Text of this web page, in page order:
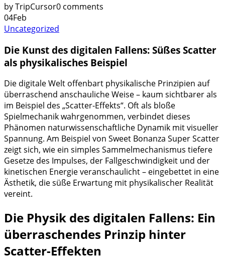
by TripCursor0 comments
04Feb
Uncategorized
Die Kunst des digitalen Fallens: Süßes Scatter
als physikalisches Beispiel
Die digitale Welt offenbart physikalische Prinzipien auf
überraschend anschauliche Weise – kaum sichtbarer als
im Beispiel des „Scatter-Effekts“. Oft als bloße
Spielmechanik wahrgenommen, verbindet dieses
Phänomen naturwissenschaftliche Dynamik mit visueller
Spannung. Am Beispiel von Sweet Bonanza Super Scatter
zeigt sich, wie ein simples Sammelmechanismus tiefere
Gesetze des Impulses, der Fallgeschwindigkeit und der
kinetischen Energie veranschaulicht – eingebettet in eine
Ästhetik, die süße Erwartung mit physikalischer Realität
vereint.
Die Physik des digitalen Fallens: Ein
überraschendes Prinzip hinter
Scatter-Effekten